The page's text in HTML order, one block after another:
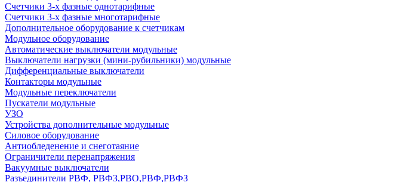
Счетчики 3-х фазные однотарифные
Счетчики 3-х фазные многотарифные
Дополнительное оборудование к счетчикам
Модульное оборудование
Автоматические выключатели модульные
Выключатели нагрузки (мини-рубильники) модульные
Дифференциальные выключатели
Контакторы модульные
Модульные переключатели
Пускатели модульные
УЗО
Устройства дополнительные модульные
Силовое оборудование
Антиобледенение и снеготаяние
Ограничители перенапряжения
Вакуумные выключатели
Разъединители РВФ, РВФЗ,РВО,РВФ,РВФЗ